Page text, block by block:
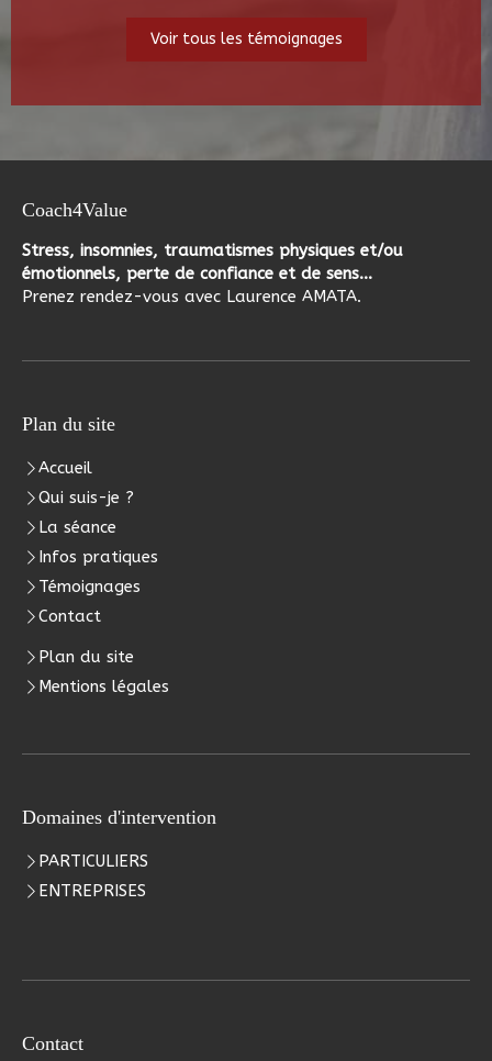
Voir tous les témoignages
Coach4Value
Stress, insomnies, traumatismes physiques et/ou
émotionnels, perte de confiance et de sens...
Prenez rendez-vous avec Laurence AMATA.
Plan du site
Accueil
Qui suis-je ?
La séance
Infos pratiques
Témoignages
Contact
Plan du site
Mentions légales
Domaines d'intervention
PARTICULIERS
ENTREPRISES
Contact